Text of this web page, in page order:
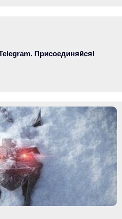
Присоединяйся!